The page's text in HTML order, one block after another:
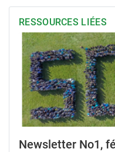
RESSOURCES LIÉES
Newsletter No1,